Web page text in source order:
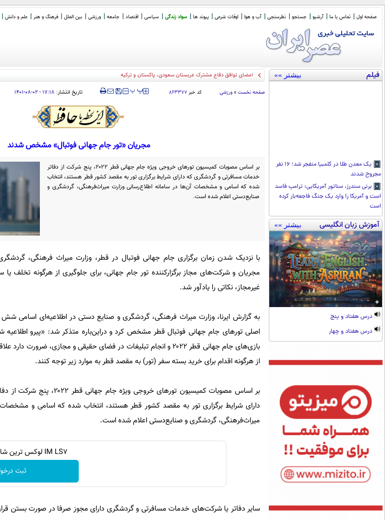
صفحه اول تماس با ما آرشیو جستجو نظرسنجی آب و هوا اوقات شرعی پیوند ها سواد زندگی سیاسی اقتصاد جامعه ورزشی بین الملل فرهنگ و هنر علم و دانش
فیلم بیشتر »»
یک معدن طلا در کلمبیا منفجر شد؛ ۱۶ نفر
مجروح شدند
برنی سندرز، سناتور آمریکایی: ترامپ فاسد
است و آمریکا را وارد یک جنگ فاجعه‌بار کرده
است
آموزش زبان انگلیسی بیشتر »»
درس هفتاد و پنج
درس هفتاد و چهار
امضای توافق دفاع مشترک عربستان سعودی، پاکستان و ترکیه
صفحه نخست » ورزشی کد خبر ۸۶۳۳۷۷ ‍‍‍ پ پ تاریخ انتشار: ۱۷:۱۸ - ۰۲-۰۸-۱۴۰۱
مجریان «تور جام جهانی فوتبال» مشخص شدند
بر اساس مصوبات کمیسیون تورهای خروجی ویژه جام جهانی قطر ۲۰۲۲، پنج شرکت از دفاتر
خدمات مسافرتی و گردشگری که دارای شرایط برگزاری تور به مقصد کشور قطر هستند، انتخاب
شده که اسامی و مشخصات آن‌ها در سامانه اطلاع‌رسانی وزارت میراث‌فرهنگی، گردشگری و
صنایع‌دستی اعلام شده است.
با نزدیک شدن زمان برگزاری جام جهانی فوتبال در قطر، وزارت میراث فرهنگی،
مجریان و شرکت‌های مجاز برگزارکننده تور جام جهانی، برای جلوگیری از هرگونه تخلف
غیرمجاز، نکاتی را یادآور شد.
به گزارش ایرنا، وزارت میراث فرهنگی، گردشگری و صنایع دستی در اطلاعیه‌ای اسامی
اصلی تورهای جام جهانی فوتبال قطر مشخص کرد و دراین‌باره متذکر شد: «پیرو
بازی‌های جام جهانی قطر ۲۰۲۲ و انجام تبلیغات در فضای حقیقی و مجازی،
از هرگونه اقدام برای خرید بسته سفر (تور) به مقصد قطر به موارد زیر توجه کنند.
بر اساس مصوبات کمیسیون تورهای
دارای شرایط برگزاری تور به مقصد کشور قطر هستند، انتخاب شده که اسامی و مشخصات
میراث‌فرهنگی، گردشگری و صنایع‌دستی اعلام شده است.
IM LS7 لوکس ترین شاسی بلند برقی ایران
ثبت
سایر دفاتر یا شرکت‌های خدمات مسافرتی و گردشگری دارای مجوز صرفا در صورت بستن